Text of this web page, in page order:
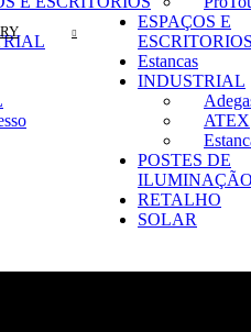
ESPAÇOS E
ESCRITORIOS
Estancas
INDUSTRIAL
ATEX
POSTES DE
ILUMINAÇÃO
RETALHO
SOLAR